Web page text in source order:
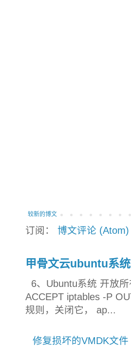
较新的博文
订阅： 博文评论 (Atom)
甲骨文云ubuntu系
6、Ubuntu系统 开放
ACCEPT iptables -P
规则，关闭它， ap...
修复损坏的VMDK文件